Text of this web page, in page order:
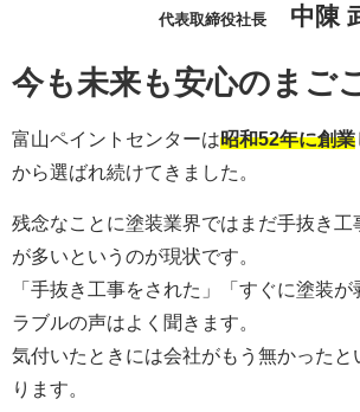
代表取締役社長 中陳
今も未来も安心のまご
富山ペイントセンターは昭和52年に創業
から選ばれ続けてきました。
残念なことに塗装業界ではまだ手抜き工
が多いというのが現状です。
「手抜き工事をされた」「すぐに塗装が
ラブルの声はよく聞きます。
気付いたときには会社がもう無かったと
ります。